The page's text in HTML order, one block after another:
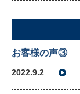
お客様の声③
2022.9.2